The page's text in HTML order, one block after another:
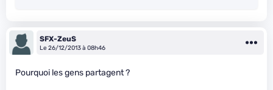
SFX-ZeuS
Le 26/12/2013 à 08h46
Pourquoi les gens partagent ?